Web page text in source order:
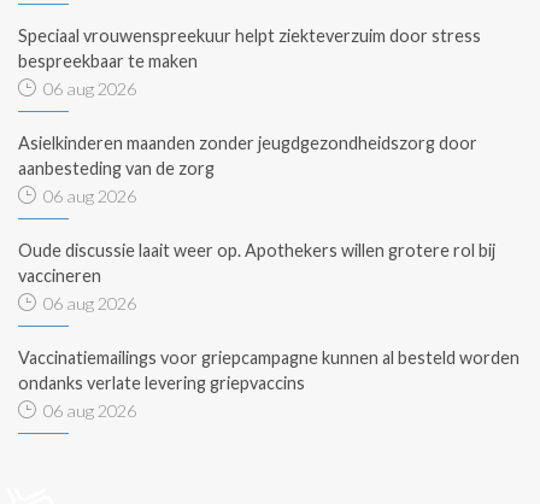
Speciaal vrouwenspreekuur helpt ziekteverzuim door stress
bespreekbaar te maken
06 aug 2026
Asielkinderen maanden zonder jeugdgezondheidszorg door
aanbesteding van de zorg
06 aug 2026
Oude discussie laait weer op. Apothekers willen grotere rol bij
vaccineren
06 aug 2026
Vaccinatiemailings voor griepcampagne kunnen al besteld worden
ondanks verlate levering griepvaccins
06 aug 2026